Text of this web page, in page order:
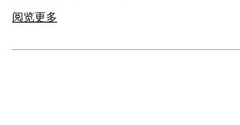
阅览更多